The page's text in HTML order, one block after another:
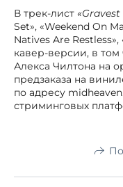
В трек-лист «Gravest
Set», «Weekend On
Natives Are
кавер-версии, в том
Алекса Чилтона на
предзаказа на
по адресу
стриминговых